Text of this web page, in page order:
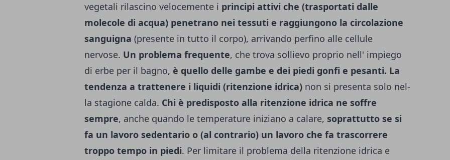
vegetali rilascino velocemente i principi attivi che (trasportati dalle
molecole di acqua) penetrano nei tessuti e raggiun­gono la circolazione
sanguigna (presente in tutto il corpo), arrivando perfino alle cellule
nervose. Un problema frequente, che trova sollievo proprio nell' impiego
di erbe per il bagno, è quello del­le gambe e dei piedi gonfi e pesanti. La
tendenza a trattenere i li­quidi (ritenzione idrica) non si presenta solo nel­
la stagione calda. Chi è predisposto alla ritenzione idrica ne soffre
sempre, anche quando le temperature iniziano a calare, soprattutto se si
fa un lavoro sedentario o (al contrario) un lavoro che fa trascorrere
troppo tempo in piedi. Per limitare il problema della ritenzione idrica e